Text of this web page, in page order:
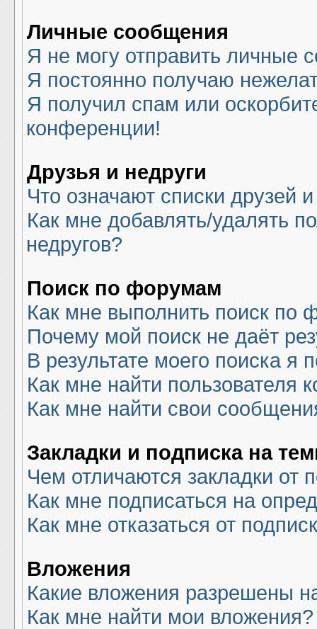
Личные сообщения
Я не могу отправить личные
Я постоянно получаю
Я получил спам или
конференции!
Друзья и недруги
Что означают списки друзей
Как мне добавлять/удалять
недругов?
Поиск по форумам
Как мне выполнить поиск
Почему мой поиск не даёт
В результате моего поиска я
Как мне найти пользователя
Как мне найти свои
Закладки и подписка на
Чем отличаются закладки от
Как мне подписаться на
Как мне отказаться от
Вложения
Какие вложения разрешены
Как мне найти мои вложения?